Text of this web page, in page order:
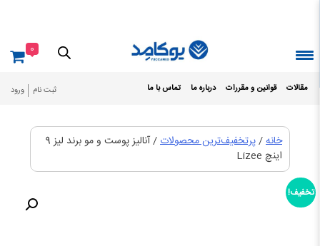
مقالات قوانین و مقررات درباره ما تماس با ما ثبت نام ورود
0
خانه/پرتخفیف‌ترین محصولات
/ آنالیز پوست و مو برند لیز 9
اینچ Lizee
تخفیف!